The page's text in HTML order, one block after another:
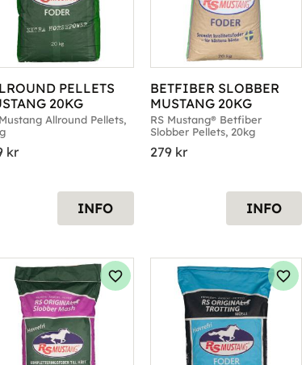
PELLETS
20KG
Allround Pellets,
kr
INFO
BETFIBER SLOBBER
MUSTANG 20KG
RS Mustang® Betfiber
Slobber Pellets, 20kg
279kr
INFO
favoriter Lägg till i favoriter